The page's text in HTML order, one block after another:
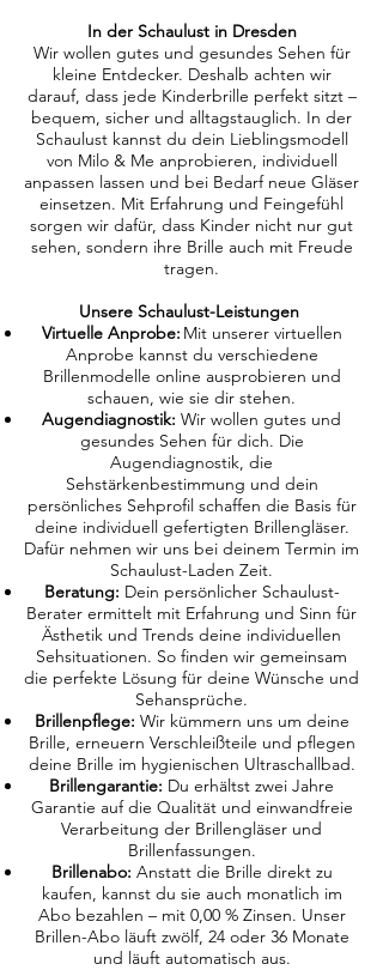
In der Schaulust in Dresden
Wir wollen gutes und gesundes Sehen für
kleine Entdecker. Deshalb achten wir
darauf, dass jede Kinderbrille perfekt sitzt –
bequem, sicher und alltagstauglich. In der
Schaulust kannst du dein Lieblingsmodell
von Milo & Me anprobieren, individuell
anpassen lassen und bei Bedarf neue Gläser
einsetzen. Mit Erfahrung und Feingefühl
sorgen wir dafür, dass Kinder nicht nur gut
sehen, sondern ihre Brille auch mit Freude
tragen.
Unsere Schaulust-Leistungen
Virtuelle Anprobe: Mit unserer virtuellen
Anprobe kannst du verschiedene
Brillenmodelle online ausprobieren und
schauen, wie sie dir stehen.
Augendiagnostik: Wir wollen gutes und
gesundes Sehen für dich. Die
Augendiagnostik, die
Sehstärkenbestimmung und dein
persönliches Sehprofil schaffen die Basis für
deine individuell gefertigten Brillengläser.
Dafür nehmen wir uns bei deinem Termin im
Schaulust-Laden Zeit.
Beratung: Dein persönlicher Schaulust-
Berater ermittelt mit Erfahrung und Sinn für
Ästhetik und Trends deine individuellen
Sehsituationen. So finden wir gemeinsam
die perfekte Lösung für deine Wünsche und
Sehansprüche.
Brillenpflege: Wir kümmern uns um deine
Brille, erneuern Verschleißteile und pflegen
deine Brille im hygienischen Ultraschallbad.
Brillengarantie: Du erhältst zwei Jahre
Garantie auf die Qualität und einwandfreie
Verarbeitung der Brillengläser und
Brillenfassungen.
Brillenabo: Anstatt die Brille direkt zu
kaufen, kannst du sie auch monatlich im
Abo bezahlen – mit 0,00 % Zinsen. Unser
Brillen-Abo läuft zwölf, 24 oder 36 Monate
und läuft automatisch aus.